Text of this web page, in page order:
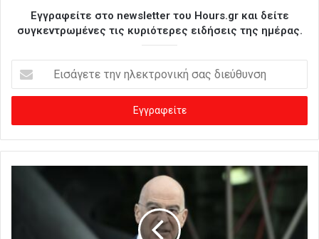
Εγγραφείτε στο newsletter του Hours.gr και δείτε
συγκεντρωμένες τις κυριότερες ειδήσεις της ημέρας.
σ
γ
ε